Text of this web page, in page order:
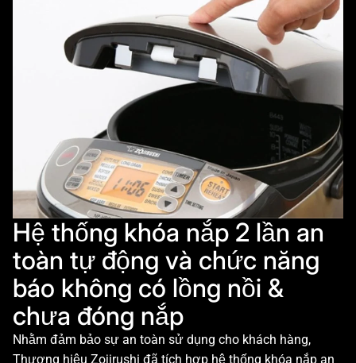
Hệ thống khóa nắp 2 lần an
toàn tự động và chức năng
báo không có lồng nồi &
chưa đóng nắp
Nhằm đảm bảo sự an toàn sử dụng cho khách hàng,
Thương hiệu Zojirushi đã tích hợp hệ thống khóa nắp an